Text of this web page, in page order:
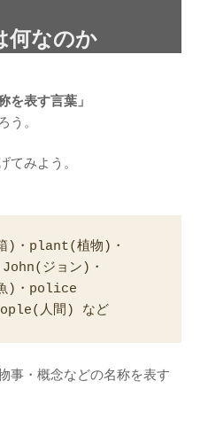
何なのか
を表す言葉」
う。
てみよう。
)・plant(植物)・
ジョン)・
)・police
人間) など
事・概念などの名称を表す